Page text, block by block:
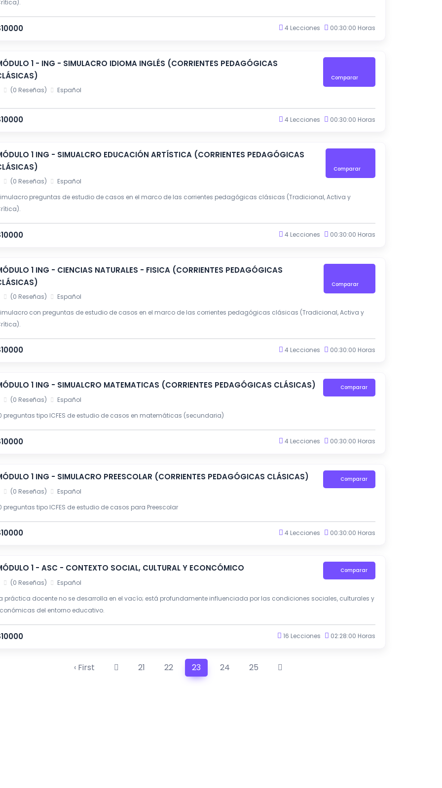
4 Lecciones 00:30:00 Horas
1 - ING - SIMULACRO IDIOMA INGLÉS (CORRIENTES PEDAGÓGICAS
Comparar
(0 Reseñas) Español
4 Lecciones 00:30:00 Horas
1 ING - SIMUALCRO EDUCACIÓN ARTÍSTICA (CORRIENTES PEDAGÓGICAS
Comparar
(0 Reseñas)
Español
preguntas de estudio de casos en el marco de las corrientes pedagógicas clásicas (Tradicional, Activa y
4 Lecciones 00:30:00 Horas
1 ING - CIENCIAS NATURALES - FISICA (CORRIENTES PEDAGÓGICAS
Comparar
(0 Reseñas)
Español
con preguntas de estudio de casos en el marco de las corrientes pedagógicas clásicas (Tradicional, Activa y
4 Lecciones 00:30:00 Horas
1 ING - SIMUALCRO MATEMATICAS (CORRIENTES PEDAGÓGICAS CLÁSICAS) Comparar
(0 Reseñas)
Español
preguntas tipo ICFES de estudio de casos en matemáticas (secundaria)
4 Lecciones 00:30:00 Horas
1 ING - SIMULACRO PREESCOLAR (CORRIENTES PEDAGÓGICAS CLÁSICAS) Comparar
(0 Reseñas)
Español
preguntas tipo ICFES de estudio de casos para Preescolar
4 Lecciones 00:30:00 Horas
1 - ASC - CONTEXTO SOCIAL, CULTURAL Y ECONCÓMICO Comparar
(0 Reseñas)
Español
práctica docente no se desarrolla en el vacío; está profundamente influenciada por las condiciones sociales, culturales y
del entorno educativo.
16 Lecciones 02:28:00 Horas
‹ First 21 22 23 24 25